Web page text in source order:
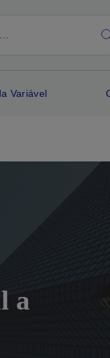
Variável
a